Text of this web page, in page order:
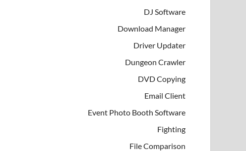
DJ Software
Download Manager
Driver Updater
Dungeon Crawler
DVD Copying
Email Client
Event Photo Booth Software
Fighting
File Comparison